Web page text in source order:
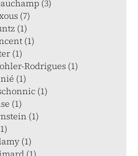
(3)
(7)
(1)
(1)
(1)
Rodrigues (1)
(1)
(1)
(1)
(1)
(1)